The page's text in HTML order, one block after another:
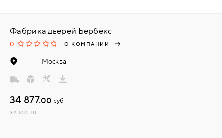
Фабрика дверей Бербекс
0 О КОМПАНИИ
Москва
34 877.00 руб
ЗА 100 ШТ.